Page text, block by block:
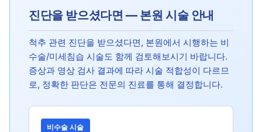
진단을 받으셨다면 — 본원 시술 안내
척추 관련 진단을 받으셨다면, 본원에서 시행하는 비
수술/미세침습 시술도 함께 검토해보시기 바랍니다.
증상과 영상 검사 결과에 따라 시술 적합성이 다르므
로, 정확한 판단은 전문의 진료를 통해 결정합니다.
비수술 시술